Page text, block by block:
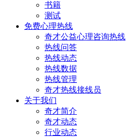
书籍
测试
免费心理热线
奇才公益心理咨询热线
热线问答
热线动态
热线数据
热线管理
奇才热线接线员
关于我们
奇才简介
奇才动态
行业动态